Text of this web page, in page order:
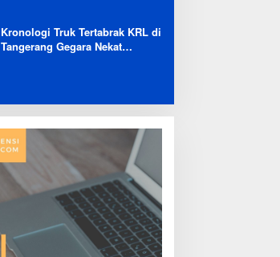
Kronologi Truk Tertabrak KRL di
Tangerang Gegara Nekat